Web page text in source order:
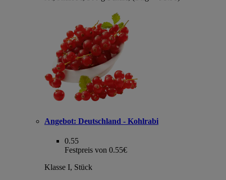
Angebot: Deutschland - Kohlrabi
0.55
Festpreis von 0.55€
Klasse I, Stück